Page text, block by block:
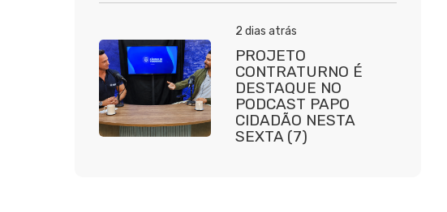
2 dias atrás
PROJETO
CONTRATURNO É
DESTAQUE NO
PODCAST PAPO
CIDADÃO NESTA
SEXTA (7)